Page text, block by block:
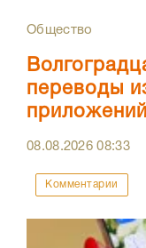
Общество
переводы
08.08.202608:33
Комментарии